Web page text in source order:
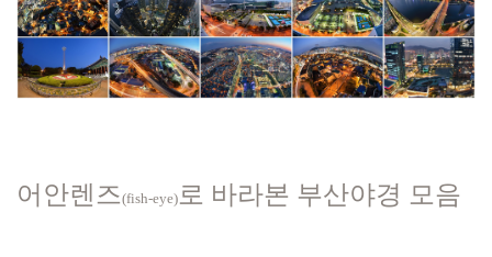
어안렌즈(fish-eye) 로 바라본 부산야경 모음